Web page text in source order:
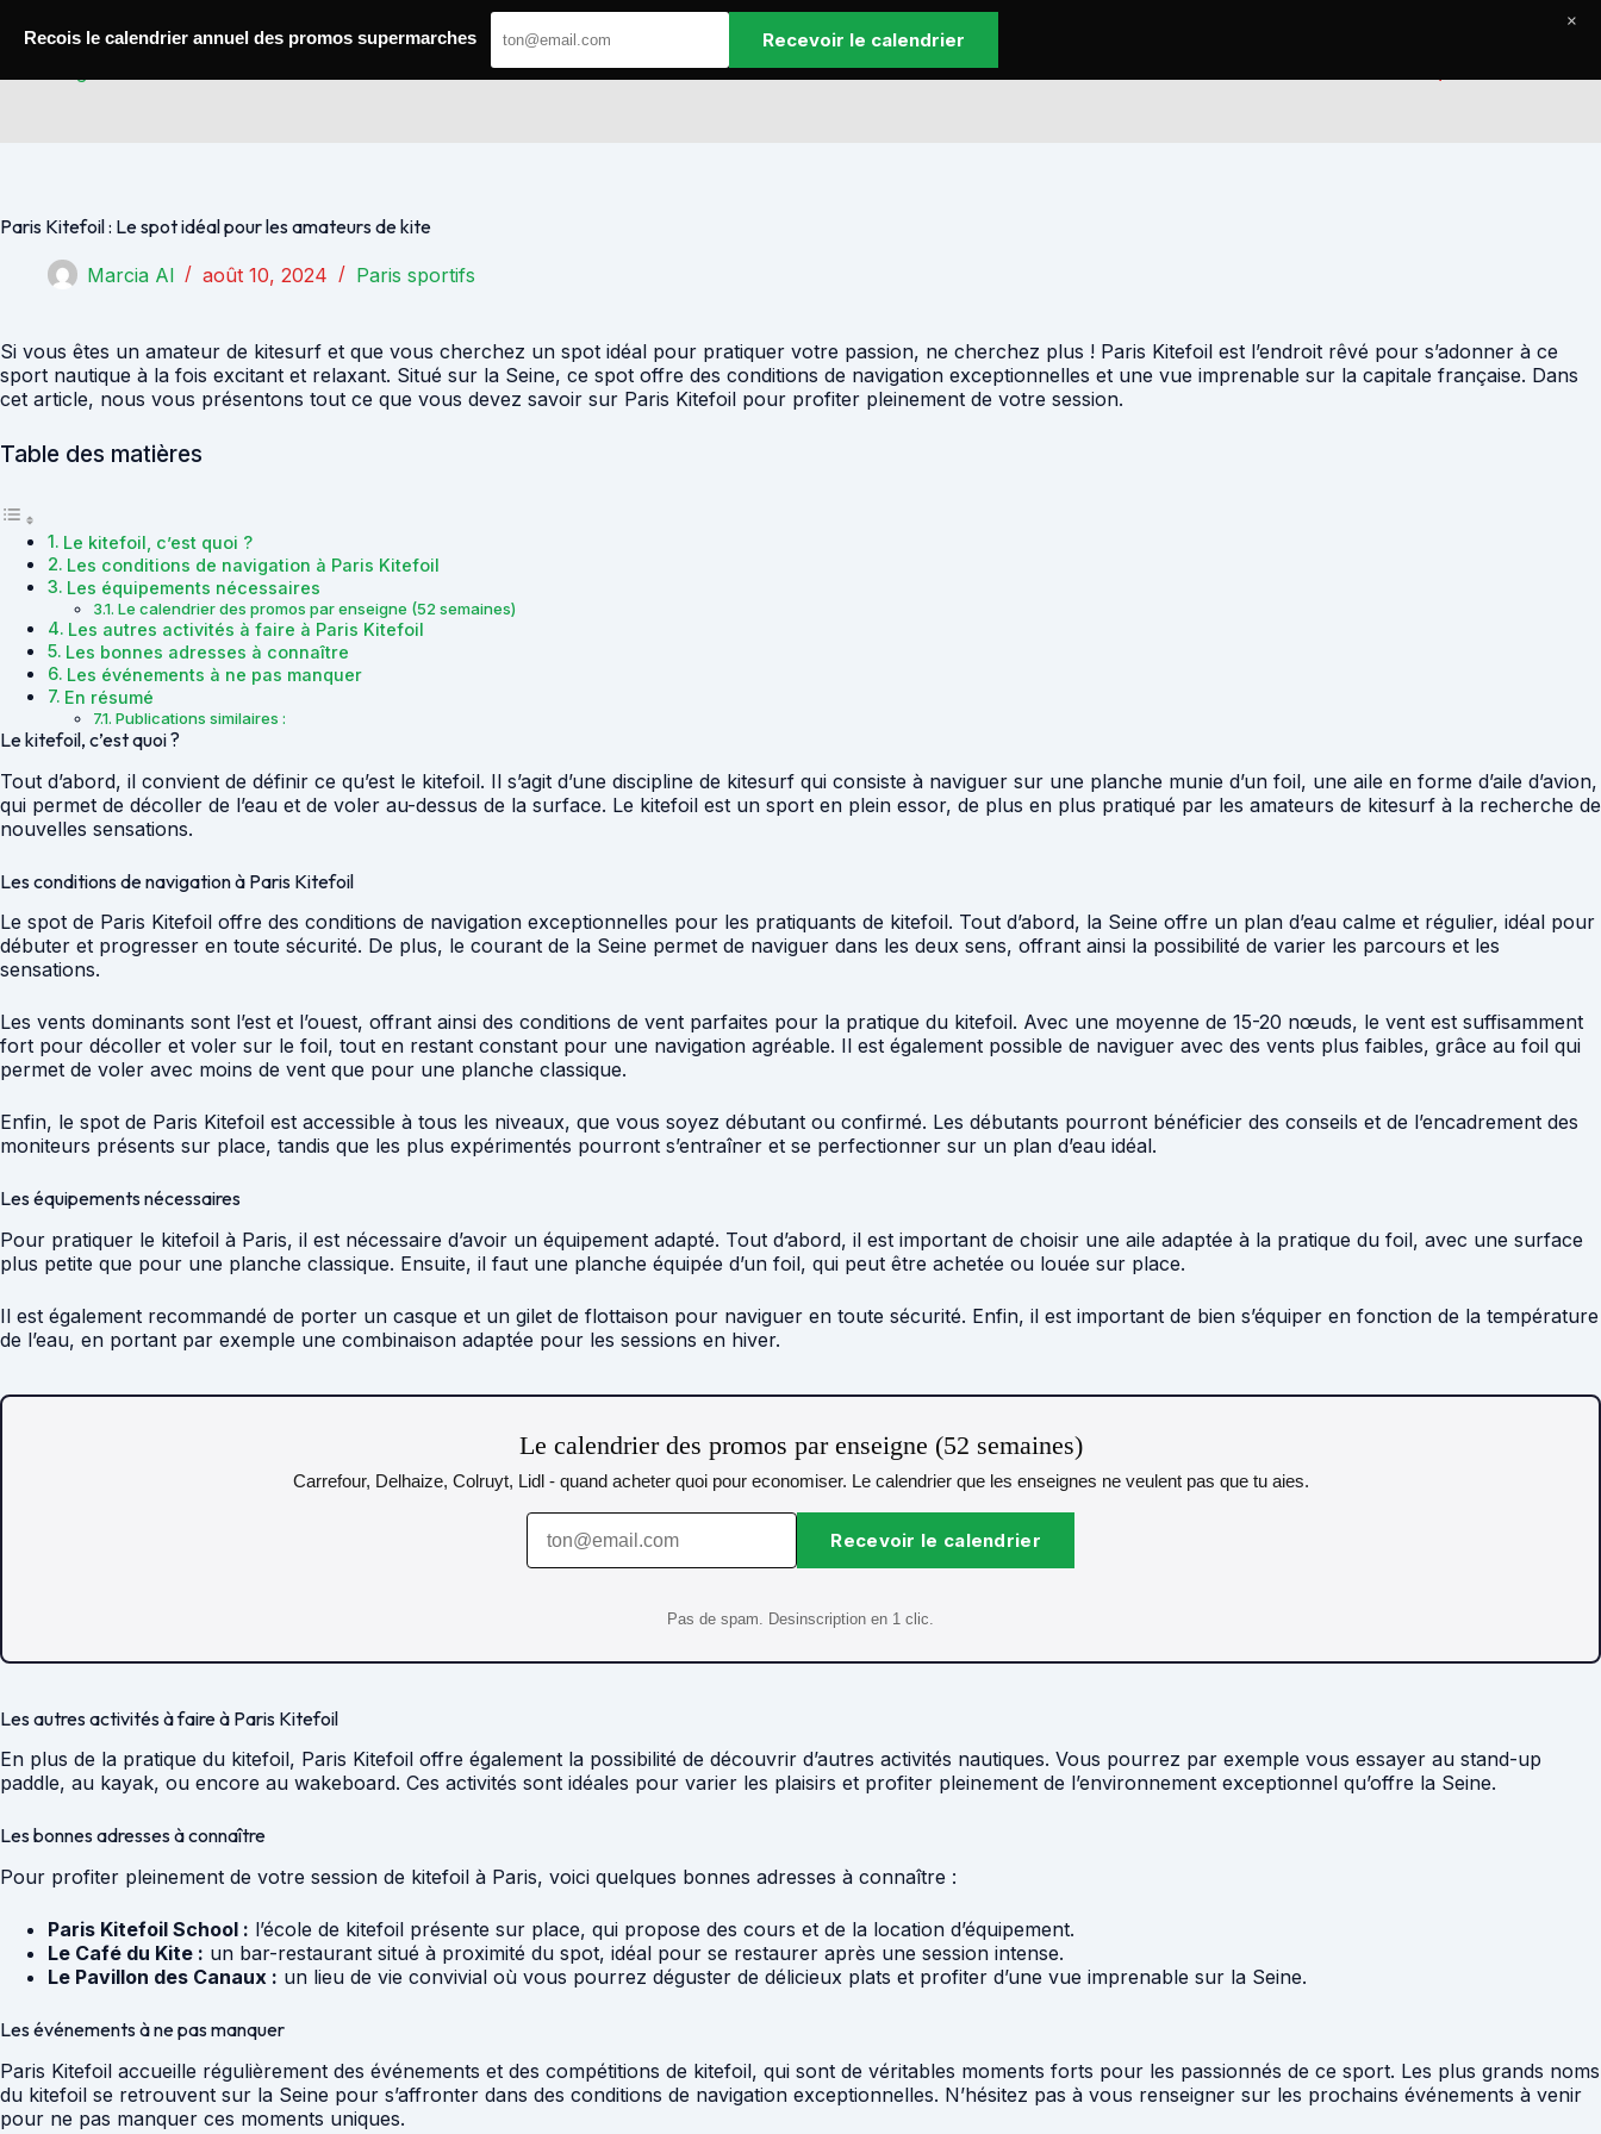
Paris Kitefoil : Le spot idéal pour les amateurs de kite
Marcia Al août 10, 2024 Paris sportifs
Si vous êtes un amateur de kitesurf et que vous cherchez un spot idéal pour pratiquer votre passion, ne cherchez plus ! Paris Kitefoil est l’endroit rêvé pour s’adonner à ce
sport nautique à la fois excitant et relaxant. Situé sur la Seine, ce spot offre des conditions de navigation exceptionnelles et une vue imprenable sur la capitale française. Dans
cet article, nous vous présentons tout ce que vous devez savoir sur Paris Kitefoil pour profiter pleinement de votre session.
Table des matières
Le kitefoil, c’est quoi ?
Les conditions de navigation à Paris Kitefoil
Les équipements nécessaires
Le calendrier des promos par enseigne (52 semaines)
Les autres activités à faire à Paris Kitefoil
Les bonnes adresses à connaître
Les événements à ne pas manquer
En résumé
Publications similaires :
Le kitefoil, c’est quoi ?
Tout d’abord, il convient de définir ce qu’est le kitefoil. Il s’agit d’une discipline de kitesurf qui consiste à naviguer sur une planche munie d’un foil, une aile en forme d’aile d’avion,
qui permet de décoller de l’eau et de voler au-dessus de la surface. Le kitefoil est un sport en plein essor, de plus en plus pratiqué par les amateurs de kitesurf à la recherche de
nouvelles sensations.
Les conditions de navigation à Paris Kitefoil
Le spot de Paris Kitefoil offre des conditions de navigation exceptionnelles pour les pratiquants de kitefoil. Tout d’abord, la Seine offre un plan d’eau calme et régulier, idéal pour
débuter et progresser en toute sécurité. De plus, le courant de la Seine permet de naviguer dans les deux sens, offrant ainsi la possibilité de varier les parcours et les
sensations.
Les vents dominants sont l’est et l’ouest, offrant ainsi des conditions de vent parfaites pour la pratique du kitefoil. Avec une moyenne de 15-20 nœuds, le vent est suffisamment
fort pour décoller et voler sur le foil, tout en restant constant pour une navigation agréable. Il est également possible de naviguer avec des vents plus faibles, grâce au foil qui
permet de voler avec moins de vent que pour une planche classique.
Enfin, le spot de Paris Kitefoil est accessible à tous les niveaux, que vous soyez débutant ou confirmé. Les débutants pourront bénéficier des conseils et de l’encadrement des
moniteurs présents sur place, tandis que les plus expérimentés pourront s’entraîner et se perfectionner sur un plan d’eau idéal.
Les équipements nécessaires
Pour pratiquer le kitefoil à Paris, il est nécessaire d’avoir un équipement adapté. Tout d’abord, il est important de choisir une aile adaptée à la pratique du foil, avec une surface
plus petite que pour une planche classique. Ensuite, il faut une planche équipée d’un foil, qui peut être achetée ou louée sur place.
Il est également recommandé de porter un casque et un gilet de flottaison pour naviguer en toute sécurité. Enfin, il est important de bien s’équiper en fonction de la température
de l’eau, en portant par exemple une combinaison adaptée pour les sessions en hiver.
Le calendrier des promos par enseigne (52 semaines)
Carrefour, Delhaize, Colruyt, Lidl - quand acheter quoi pour economiser. Le calendrier que les enseignes ne veulent pas que tu aies.
Recevoir le calendrier
Pas de spam. Desinscription en 1 clic.
Les autres activités à faire à Paris Kitefoil
En plus de la pratique du kitefoil, Paris Kitefoil offre également la possibilité de découvrir d’autres activités nautiques. Vous pourrez par exemple vous essayer au stand-up
paddle, au kayak, ou encore au wakeboard. Ces activités sont idéales pour varier les plaisirs et profiter pleinement de l’environnement exceptionnel qu’offre la Seine.
Les bonnes adresses à connaître
Pour profiter pleinement de votre session de kitefoil à Paris, voici quelques bonnes adresses à connaître :
Paris Kitefoil School : l’école de kitefoil présente sur place, qui propose des cours et de la location d’équipement.
Le Café du Kite : un bar-restaurant situé à proximité du spot, idéal pour se restaurer après une session intense.
Le Pavillon des Canaux : un lieu de vie convivial où vous pourrez déguster de délicieux plats et profiter d’une vue imprenable sur la Seine.
Les événements à ne pas manquer
Paris Kitefoil accueille régulièrement des événements et des compétitions de kitefoil, qui sont de véritables moments forts pour les passionnés de ce sport. Les plus grands noms
du kitefoil se retrouvent sur la Seine pour s’affronter dans des conditions de navigation exceptionnelles. N’hésitez pas à vous renseigner sur les prochains événements à venir
pour ne pas manquer ces moments uniques.
Recois le calendrier annuel des promos supermarches Recevoir le calendrier
×